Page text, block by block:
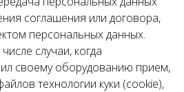
соглашения или договора,
персональных данных.
случаи, когда
своему оборудованию прием,
технологии куки (cookie),